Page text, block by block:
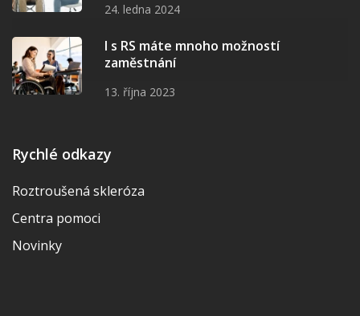
24. ledna 2024
I s RS máte mnoho možností
zaměstnání
13. října 2023
Rychlé odkazy
Roztroušená skleróza
Centra pomoci
Novinky